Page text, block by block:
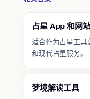
占星 App 和网站
适合作为占星工具
和现代占星服务。
梦境解读工具